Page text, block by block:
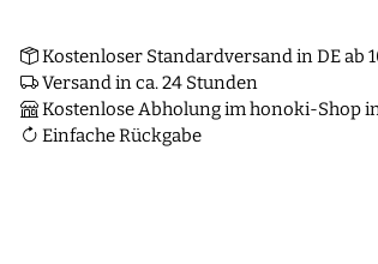
Kostenloser Standardversand in DE ab
Versand in ca. 24 Stunden
Kostenlose Abholung im honoki-Shop
Einfache Rückgabe